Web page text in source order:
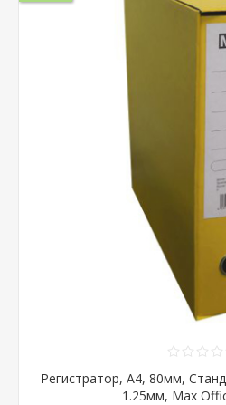
Регистратор, А4, 80мм,
1.25мм, Max